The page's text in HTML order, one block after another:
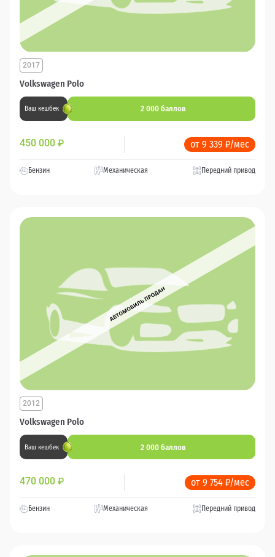
Volkswagen Polo
2017
Ваш кешбек 2 000 баллов
450 000 ₽ от 9 339 ₽/мес
Бензин Механическая Передний привод
Volkswagen Polo
2012
Ваш кешбек 2 000 баллов
470 000 ₽ от 9 754 ₽/мес
Бензин Механическая Передний привод